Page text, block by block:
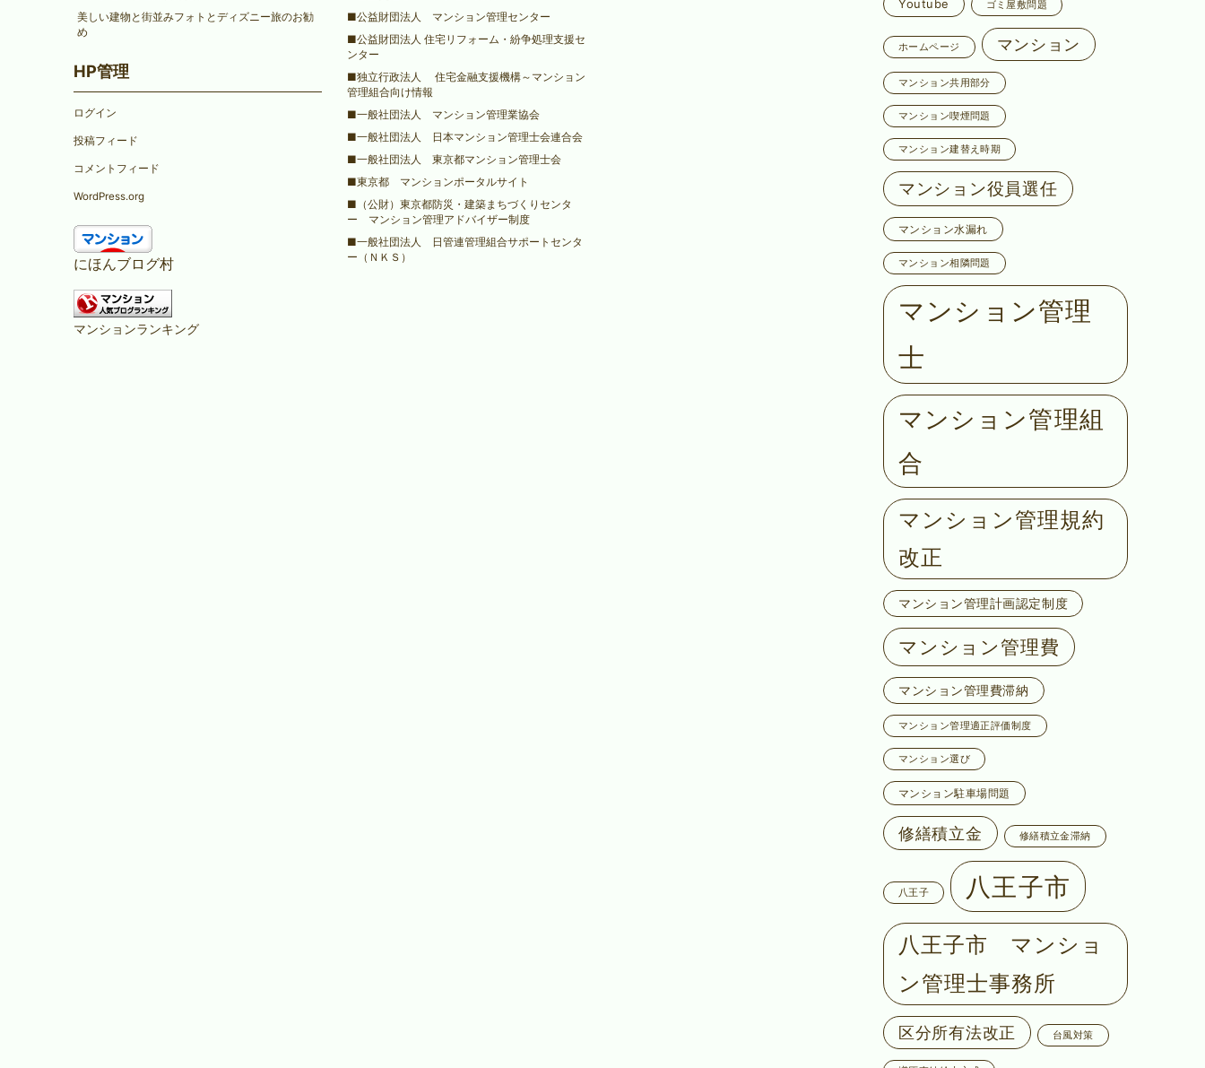
美しい建物と街並みフォトとディズニー旅のお勧
め
HP管理
ログイン
投稿フィード
コメントフィード
WordPress.org
にほんブログ村
マンションランキング
■公益財団法人 マンション管理センター
■公益財団法人 住宅リフォーム・紛争処理支援セ
ンター
■独立行政法人 住宅金融支援機構～マンション
管理組合向け情報
■一般社団法人 マンション管理業協会
■一般社団法人 日本マンション管理士会連合会
■一般社団法人 東京都マンション管理士会
■東京都 マンションポータルサイト
■（公財）東京都防災・建築まちづくりセンタ
ー マンション管理アドバイザー制度
■一般社団法人 日管連管理組合サポートセンタ
ー（ＮＫＳ）
Youtube ゴミ屋敷問題
ホームページ マンション
マンション共用部分
マンション喫煙問題
マンション建替え時期
マンション役員選任
マンション水漏れ
マンション相隣問題
マンション管理
士
マンション管理組
合
マンション管理規約
改正
マンション管理計画認定制度
マンション管理費
マンション管理費滞納
マンション管理適正評価制度
マンション選び
マンション駐車場問題
修繕積立金 修繕積立金滞納
八王子 八王子市
八王子市 マンショ
ン管理士事務所
区分所有法改正 台風対策